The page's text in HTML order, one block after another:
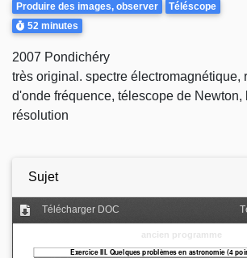
Produire des images, observer
Téléscope
Durée
52 minutes
2007 Pondichéry
très original. spectre électromagnétique,
d'onde fréquence, télescope de Newton,
résolution
Sujet